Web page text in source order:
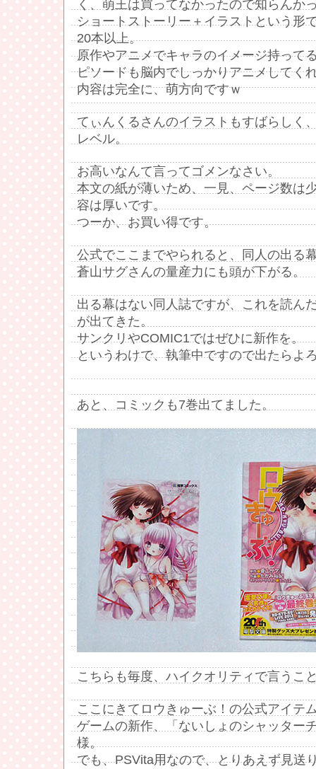
く、萌王は買ってなかったので知らんか
ショートストーリー＋イラストという形
20本以上。
原作やアニメでキャラのイメージ持って
ピソードも脳内でしっかりアニメしてく
内容は完全に、萌方向ですｗ
てぃんくるさんのイラストもすばらしく
レベル。
お高いなんて言ってゴメンなさい。
本文の紙が薄いため、一見、ページ数は
容は厚いです。
つーか、お買い得です。
公式でここまでやられると、同人の出る
蒼山サグさんの量産力にも頭が下がる。
出る幕はない同人誌ですが、これを読ん
が出てきた。
サンクリやCOMIC1ではぜひに新作を。
というわけで、執筆中ですので出たらよ
あと、コミックも7巻出てました。
こちらも毎度、ハイクオリティで言うこ
ここにきてロウきゅーぶ！の公式アイテ
ゲームの新作、「ないしょのシャッター
様。
でも、PSVita用なので、とりあえず見送